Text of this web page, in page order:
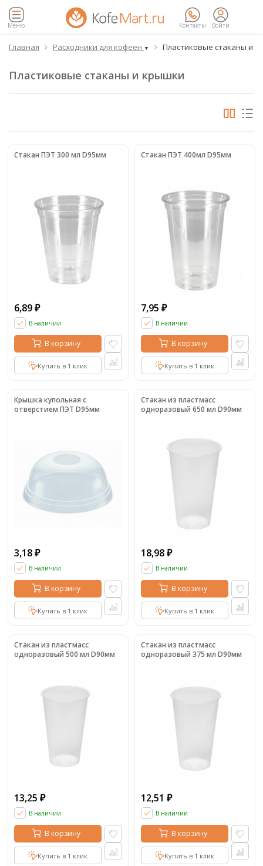
Меню Контакты Войти
Главная  Расходники для кофеен ▼  Пластиковые стаканы и
Пластиковые стаканы и крышки
Стакан ПЭТ 300 мл D95мм
6,89 ₽
В наличии
В корзину
Купить в 1 клик
Стакан ПЭТ 400мл D95мм
7,95 ₽
В наличии
В корзину
Купить в 1 клик
Крышка купольная с
отверстием ПЭТ D95мм
3,18 ₽
В наличии
В корзину
Купить в 1 клик
Стакан из пластмасс
одноразовый 650 мл D90мм
18,98 ₽
В наличии
В корзину
Купить в 1 клик
Стакан из пластмасс
одноразовый 500 мл D90мм
13,25 ₽
В наличии
В корзину
Купить в 1 клик
Стакан из пластмасс
одноразовый 375 мл D90мм
12,51 ₽
В наличии
В корзину
Купить в 1 клик